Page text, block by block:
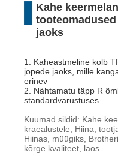
Kahe
jaoks
1. Kaheastmeline kolb
jopede jaoks, mille
erinev
2. Nähtamatu täpp R
standardvarustuses
Kuumad sildid: Kahe
kraealustele, Hiina,
Hiinas, müügiks,
kõrge kvaliteet, laos